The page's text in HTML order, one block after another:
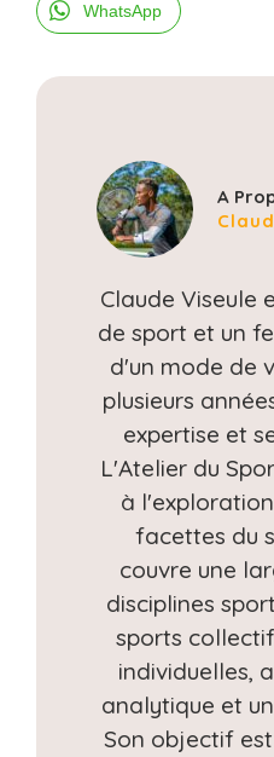
WhatsApp
A
Claude Viseule
de sport et un
d'un mode de
plusieurs
expertise et
L'Atelier du
à
facettes du
couvre une
disciplines
sports
individuelles,
analytique et
Son objectif